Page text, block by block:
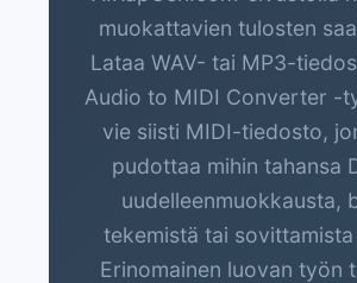
muokattavien tulosten
Lataa WAV- tai MP3-
Audio to MIDI Converter -
vie siisti MIDI-tiedosto,
pudottaa mihin tahansa
uudelleenmuokkausta,
tekemistä tai
Erinomainen luovan työn